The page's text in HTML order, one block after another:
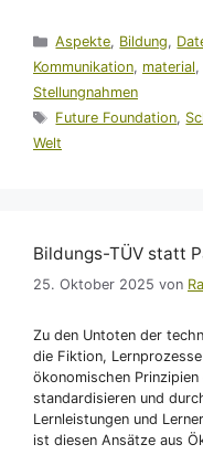
Kategorien
Aspekte, Bildung,
Kommunikation, material,
Stellungnahmen
Schlagwörter
Future Foundation,
Welt
Bildungs-TÜV statt
25. Oktober 2025 von
Zu den Untoten der
die Fiktion,
ökonomischen
standardisieren und
Lernleistungen und
ist diesen Ansätze aus